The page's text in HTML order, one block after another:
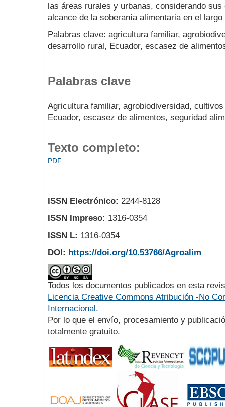
las áreas rurales y urbanas, considerando
alcance de la soberanía alimentaria en el largo
Palabras clave: agricultura familiar,
desarrollo rural, Ecuador, escasez de
Palabras clave
Agricultura familiar, agrobiodiversidad,
Ecuador, escasez de alimentos, seguridad
Texto completo:
PDF
ISSN Electrónico: 2244-8128
ISSN Impreso: 1316-0354
ISSN L: 1316-0354
DOI: https://doi.org/10.53766/Agroalim
Todos los documentos publicados en esta
Licencia Creative Commons Atribución -No
Internacional.
Por lo que el envío, procesamiento y
totalmente gratuito.